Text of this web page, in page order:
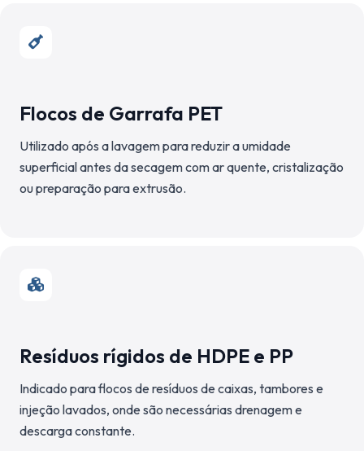
Flocos de Garrafa PET
Utilizado após a lavagem para reduzir a umidade
superficial antes da secagem com ar quente, cristalização
ou preparação para extrusão.
Resíduos rígidos de HDPE e PP
Indicado para flocos de resíduos de caixas, tambores e
injeção lavados, onde são necessárias drenagem e
descarga constante.